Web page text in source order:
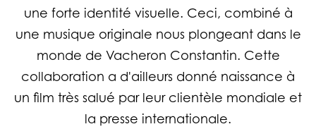
une forte identité visuelle. Ceci, combiné à
une musique originale nous plongeant dans le
monde de Vacheron Constantin. Cette
collaboration a d'ailleurs donné naissance à
un film très salué par leur clientèle mondiale et
la presse internationale.